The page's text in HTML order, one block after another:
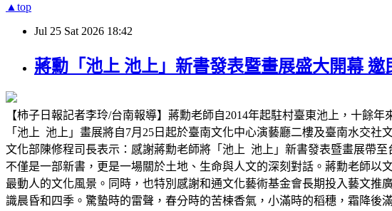
▲top
Jul 25 Sat 2026 18:42
蔣勳「池上 池上」新書發表暨畫展盛大開幕
【柿子日報記者李玲/台南報導】蔣勳老師自2014年起駐村臺東池上，十餘
「池上 池上」畫展將自7月25日起於臺南文化中心演藝廳二樓及臺南水交
文化部陳修程司長表示：感謝蔣勳老師將「池上 池上」新書發表暨畫展帶
不僅是一部新書，更是一場關於土地、生命與人文的深刻對話。蔣勳老師
最動人的文化風景。同時，也特別感謝和通文化藝術基金會長期投入藝文
識晨昏和四季。驚蟄時的雷聲，春分時的苦楝香氣，小滿時的稻穗，霜降